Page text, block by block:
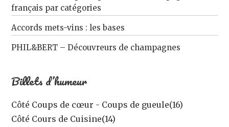
français par catégories
Accords mets-vins : les bases
PHIL&BERT – Découvreurs de champagnes
Billets d’humeur
Côté Coups de cœur - Coups de gueule(16)
Côté Cours de Cuisine(14)